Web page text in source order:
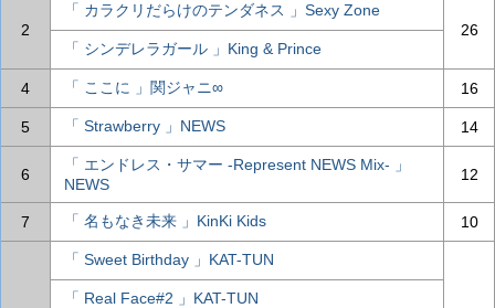
2
「 カラクリだらけのテンダネス 」Sexy Zone
26
「 シンデレラガール 」King & Prince
4 「 ここに 」関ジャニ∞ 16
5 「 Strawberry 」NEWS 14
6
「 エンドレス・サマー -Represent NEWS Mix- 」
NEWS
12
7 「 名もなき未来 」KinKi Kids 10
「 Sweet Birthday 」KAT-TUN
「 Real Face#2 」KAT-TUN